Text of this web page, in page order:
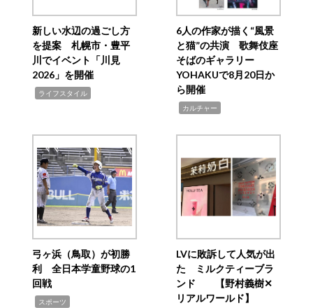
新しい水辺の過ごし方
を提案 札幌市・豊平
川でイベント「川見
2026」を開催
ライフスタイル
6人の作家が描く“風景
と猫”の共演 歌舞伎座
そばのギャラリー
YOHAKUで8月20日か
ら開催
カルチャー
弓ヶ浜（鳥取）が初勝
利 全日本学童野球の1
回戦
スポーツ
LVに敗訴して人気が出
た ミルクティーブラ
ンド 【野村義樹✕
リアルワールド】